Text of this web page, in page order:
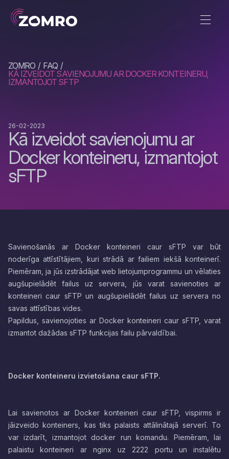
ZOMRO
FAQ
KĀ IZVEIDOT SAVIENOJUMU AR DOCKER KONTEINERU,
IZMANTOJOT SFTP
Kā izveidot savienojumu ar
Docker konteineru, izmantojot
sFTP
26-02-2023
Savienošanās ar Docker konteineri caur sFTP var būt
noderīga attīstītājiem, kuri strādā ar failiem iekšā konteinerī.
Piemēram, ja jūs izstrādājat web lietojumprogrammu un vēlaties
augšupielādēt failus uz servera, jūs varat savienoties ar
konteineri caur sFTP un augšupielādēt failus uz servera no
savas attīstības vides.
Papildus, savienojoties ar Docker konteineri caur sFTP, varat
izmantot dažādas sFTP funkcijas failu pārvaldībai.
Docker konteineru izvietošana caur sFTP.
Lai savienotos ar Docker konteineri caur sFTP, vispirms ir
jāizveido konteiners, kas tiks palaists attālinātajā serverī. To
var izdarīt, izmantojot docker run komandu. Piemēram, lai
palaistu konteineri ar nginx uz 2222 portu un instalētu